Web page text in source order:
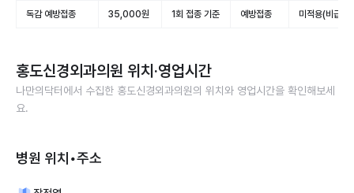
독감 예방접종 35,000원 1회 접종 기준 예방접종 미적용(비급여)
홍도신경외과의원 위치·영업시간
나만의닥터에서 수집한 홍도신경외과의원의 위치와 영업시간을 확인해보세
요.
병원 위치•주소